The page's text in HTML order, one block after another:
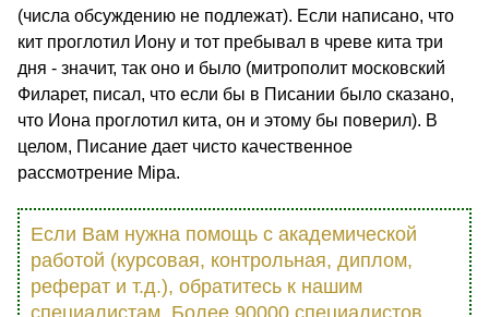
(числа обсуждению не подлежат). Если написано, что
кит проглотил Иону и тот пребывал в чреве кита три
дня - значит, так оно и было (митрополит московский
Филарет, писал, что если бы в Писании было сказано,
что Иона проглотил кита, он и этому бы поверил). В
целом, Писание дает чисто качественное
рассмотрение Мiра.
Если Вам нужна помощь с академической
работой (курсовая, контрольная, диплом,
реферат и т.д.), обратитесь к нашим
специалистам. Более 90000 специалистов